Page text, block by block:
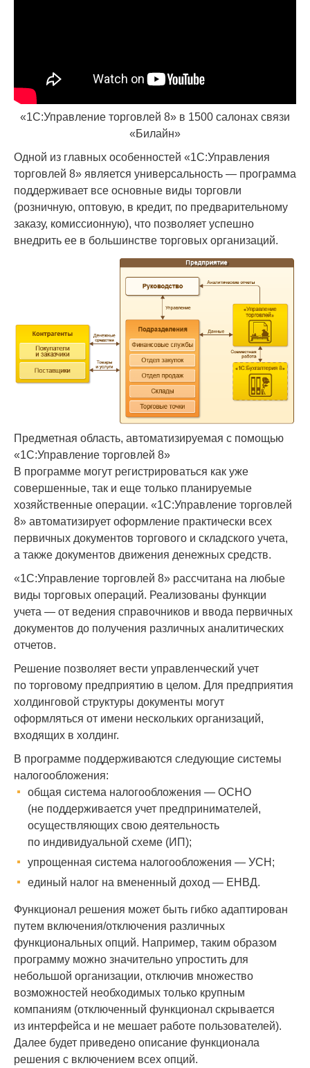
«1С:Управление торговлей 8» в 1500 салонах связи
«Билайн»
Одной из главных особенностей «1С:Управления
торговлей 8» является универсальность — программа
поддерживает все основные виды торговли
(розничную, оптовую, в кредит, по предварительному
заказу, комиссионную), что позволяет успешно
внедрить ее в большинстве торговых организаций.
Предметная область, автоматизируемая с помощью
«1С:Управление торговлей 8»
В программе могут регистрироваться как уже
совершенные, так и еще только планируемые
хозяйственные операции. «1С:Управление торговлей
8» автоматизирует оформление практически всех
первичных документов торгового и складского учета,
а также документов движения денежных средств.
«1С:Управление торговлей 8» рассчитана на любые
виды торговых операций. Реализованы функции
учета — от ведения справочников и ввода первичных
документов до получения различных аналитических
отчетов.
Решение позволяет вести управленческий учет
по торговому предприятию в целом. Для предприятия
холдинговой структуры документы могут
оформляться от имени нескольких организаций,
входящих в холдинг.
В программе поддерживаются следующие системы
налогообложения:
общая система налогообложения — ОСНО
(не поддерживается учет предпринимателей,
осуществляющих свою деятельность
по индивидуальной схеме (ИП);
упрощенная система налогообложения — УСН;
единый налог на вмененный доход — ЕНВД.
Функционал решения может быть гибко адаптирован
путем включения/отключения различных
функциональных опций. Например, таким образом
программу можно значительно упростить для
небольшой организации, отключив множество
возможностей необходимых только крупным
компаниям (отключенный функционал скрывается
из интерфейса и не мешает работе пользователей).
Далее будет приведено описание функционала
решения с включением всех опций.